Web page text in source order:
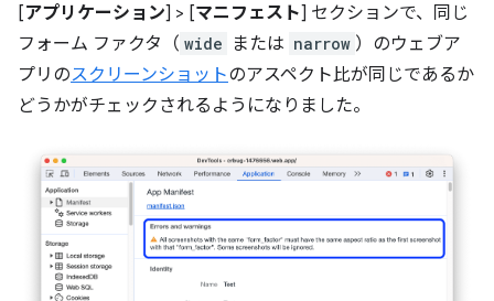
[アプリケーション] > [マニフェスト] セクションで、同じ
フォーム ファクタ（ wide または narrow ）のウェブア
プリのスクリーンショットのアスペクト比が同じであるか
どうかがチェックされるようになりました。